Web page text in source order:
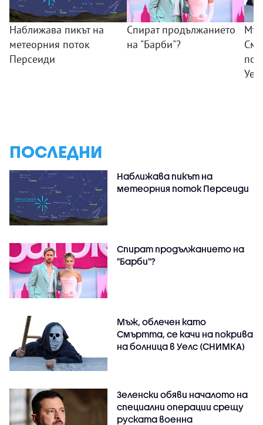
Наближава пикът на
метеорния поток
Персеиди
Спират продължанието
на "Барби"?
ПОСЛЕДНИ
Наближава пикът на
метеорния поток Персеиди
Спират продължанието на
"Барби"?
Мъж, облечен като
Смъртта, се качи на покрива
на болница в Уелс (СНИМКА)
Зеленски обяви началото на
специални операции срещу
руската военна